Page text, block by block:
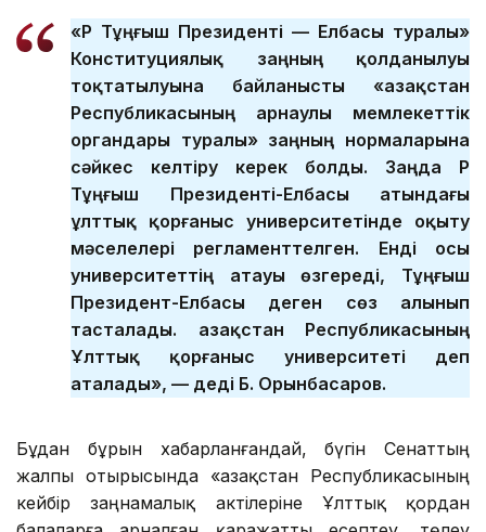
«ҚР Тұңғыш Президенті — Елбасы туралы»
Конституциялық заңның қолданылуы
тоқтатылуына байланысты «Қазақстан
Республикасының арнаулы мемлекеттік
органдары туралы» заңның нормаларына
сәйкес келтіру керек болды. Заңда ҚР
Тұңғыш Президенті-Елбасы атындағы
ұлттық қорғаныс университетінде оқыту
мәселелері регламенттелген. Енді осы
университеттің атауы өзгереді, Тұңғыш
Президент-Елбасы деген сөз алынып
тасталады. Қазақстан Республикасының
Ұлттық қорғаныс университеті деп
аталады», — деді Б. Орынбасаров.
Бұдан бұрын хабарланғандай, бүгін Сенаттың
жалпы отырысында «Қазақстан Республикасының
кейбір заңнамалық актілеріне Ұлттық қордан